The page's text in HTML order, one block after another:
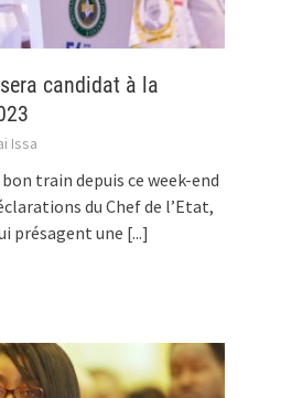
candidat à la
Issa
train depuis ce week-end
du Chef de l’Etat,
présagent une [...]